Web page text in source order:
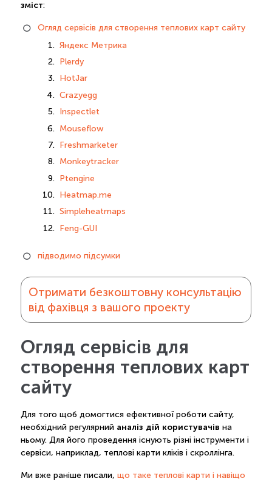
зміст:
Огляд сервісів для створення теплових карт сайту
Яндекс Метрика
Plerdy
HotJar
Crazyegg
Inspectlet
Mouseflow
Freshmarketer
Monkeytracker
Ptengine
Heatmap.me
Simpleheatmaps
Feng-GUI
підводимо підсумки
Отримати безкоштовну консультацію
від фахівця з вашого проекту
Огляд сервісів для
створення теплових карт
сайту
Для того щоб домогтися ефективної роботи сайту,
необхідний регулярний аналіз дій користувачів на
ньому. Для його проведення існують різні інструменти і
сервіси, наприклад, теплові карти кліків і скроллінга.
Ми вже раніше писали, що таке теплові карти і навіщо